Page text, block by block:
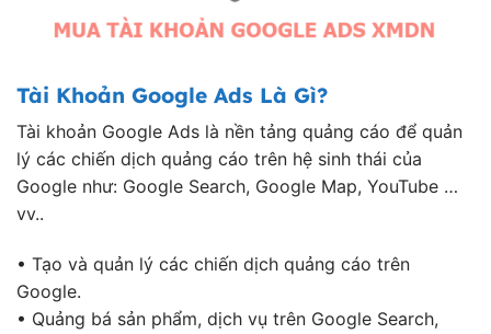
Tài Khoản Google Ads Là Gì?
Tài khoản Google Ads là nền tảng quảng cáo để quản
lý các chiến dịch quảng cáo trên hệ sinh thái của
Google như: Google Search, Google Map, YouTube …
vv..
• Tạo và quản lý các chiến dịch quảng cáo trên
Google.
• Quảng bá sản phẩm, dịch vụ trên Google Search,